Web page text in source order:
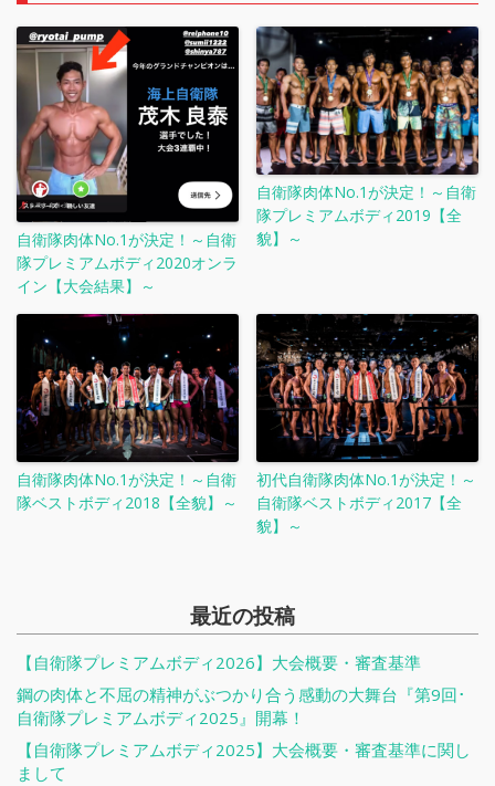
自衛隊肉体No.1が決定！～自衛
隊プレミアムボディ2020オンラ
イン【大会結果】～
自衛隊肉体No.1が決定！～自衛
隊プレミアムボディ2019【全
貌】～
自衛隊肉体No.1が決定！～自衛
隊ベストボディ2018【全貌】～
初代自衛隊肉体No.1が決定！～
自衛隊ベストボディ2017【全
貌】～
最近の投稿
【自衛隊プレミアムボディ2026】大会概要・審査基準
鋼の肉体と不屈の精神がぶつかり合う感動の大舞台『第9回･
自衛隊プレミアムボディ2025』開幕！
【自衛隊プレミアムボディ2025】大会概要・審査基準に関し
まして